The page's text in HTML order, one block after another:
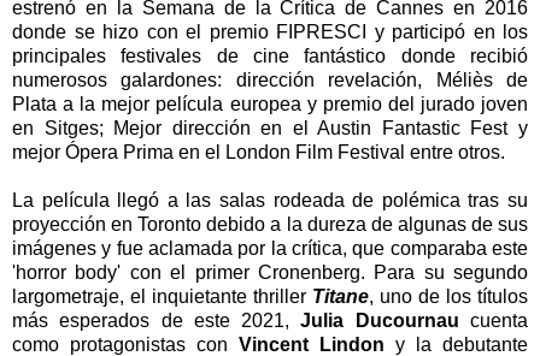
estrenó en la Semana de la Crítica de Cannes en 2016
donde se hizo con el premio FIPRESCI y participó en los
principales festivales de cine fantástico donde recibió
numerosos galardones: dirección revelación, Méliès de
Plata a la mejor película europea y premio del jurado joven
en Sitges; Mejor dirección en el Austin Fantastic Fest y
mejor Ópera Prima en el London Film Festival entre otros.
La película llegó a las salas rodeada de polémica tras su
proyección en Toronto debido a la dureza de algunas de sus
imágenes y fue aclamada por la crítica, que comparaba este
'horror body' con el primer Cronenberg. Para su segundo
largometraje, el inquietante thriller Titane, uno de los títulos
más esperados de este 2021,Julia Ducournau cuenta
como protagonistas con Vincent Lindon y la debutante